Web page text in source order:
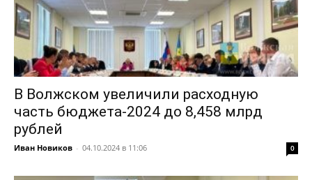
В Волжском увеличили расходную
часть бюджета-2024 до 8,458 млрд
рублей
Иван Новиков - 04.10.2024 в 11:06 0